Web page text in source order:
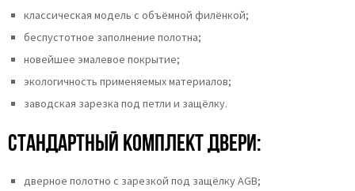
классическая модель с объёмной филёнкой;
беспустотное заполнение полотна;
новейшее эмалевое покрытие;
экологичность применяемых материалов;
заводская зарезка под петли и защёлку.
Стандартный комплект двери:
дверное полотно с зарезкой под защёлку AGB;